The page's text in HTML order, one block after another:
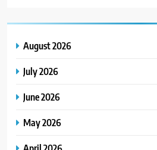
August 2026
July 2026
June 2026
May 2026